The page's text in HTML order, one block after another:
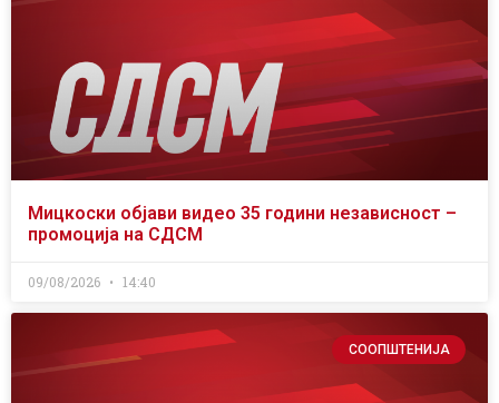
Мицкоски објави видео 35 години независност –
промоција на СДСМ
09/08/2026 14:40
СООПШТЕНИЈА